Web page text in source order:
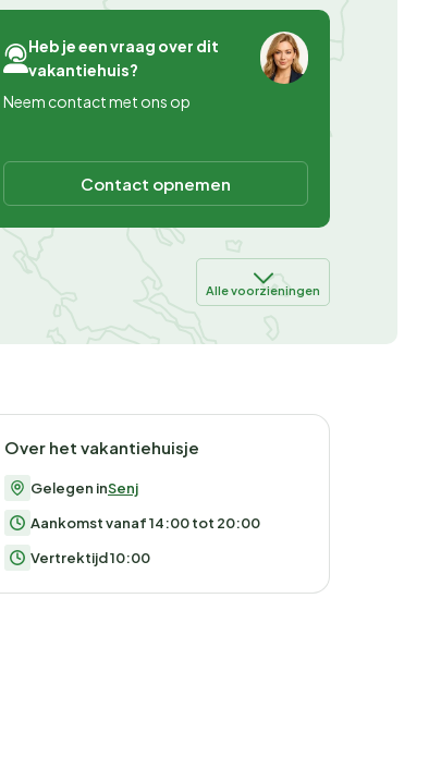
Heb je een vraag over dit
vakantiehuis?
Neem contact met ons op
Contact opnemen
Alle voorzieningen
Over het vakantiehuisje
Gelegen inSenj
Aankomst vanaf 14:00 tot 20:00
Vertrektijd 10:00